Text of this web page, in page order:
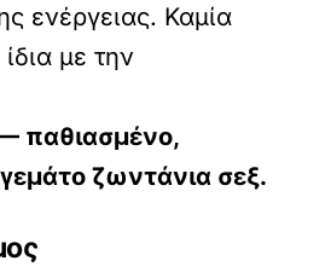
ενέργειας. Καμία
με την
παθιασμένο,
ζωντάνια σεξ.